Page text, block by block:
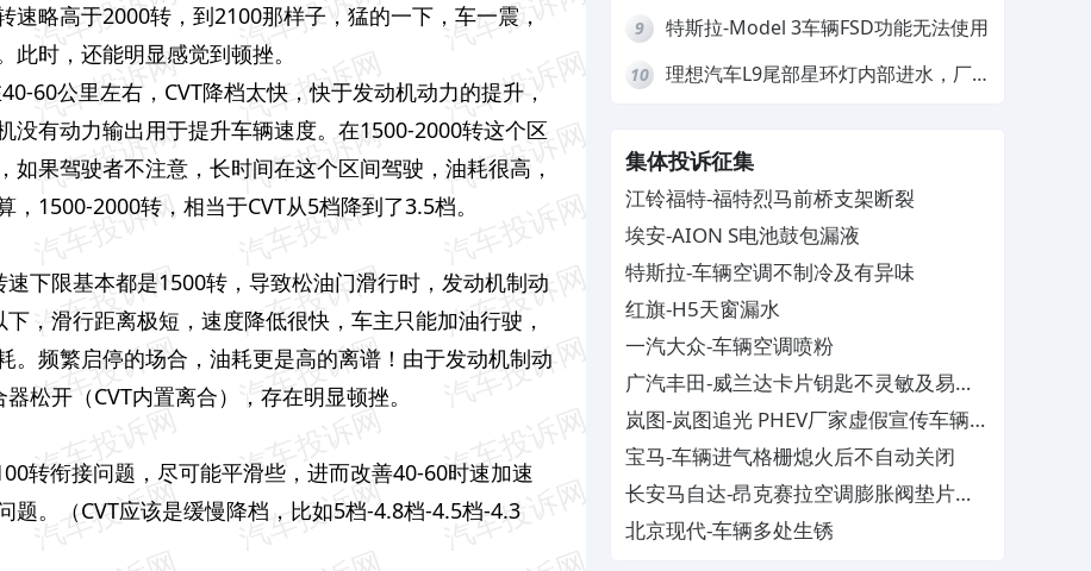
略高于2000转，到2100那样子，猛的一下，车一震，
时，还能明显感觉到顿挫。
60公里左右，CVT降档太快，快于发动机动力的提升，
没有动力输出用于提升车辆速度。在1500-2000转这个区
果驾驶者不注意，长时间在这个区间驾驶，油耗很高，
1500-2000转，相当于CVT从5档降到了3.5档。
下限基本都是1500转，导致松油门滑行时，发动机制动
，滑行距离极短，速度降低很快，车主只能加油行驶，
。频繁启停的场合，油耗更是高的离谱！由于发动机制动
松开（CVT内置离合），存在明显顿挫。
转衔接问题，尽可能平滑些，进而改善40-60时速加速
题。（CVT应该是缓慢降档，比如5档-4.8档-4.5档-4.3
9 特斯拉-Model 3车辆FSD功能无法使用
10
理想汽车L9尾部星环灯内部进水，厂
集体投诉征集
江铃福特-福特烈马前桥支架断裂
埃安-AION S电池鼓包漏液
特斯拉-车辆空调不制冷及有异味
红旗-H5天窗漏水
一汽大众-车辆空调喷粉
广汽丰田-威兰达卡片钥匙不灵敏及易消
磁
岚图-岚图追光 PHEV厂家虚假宣传车辆配
置与功能
宝马-车辆进气格栅熄火后不自动关闭
长安马自达-昂克赛拉空调膨胀阀垫片生
锈
北京现代-车辆多处生锈